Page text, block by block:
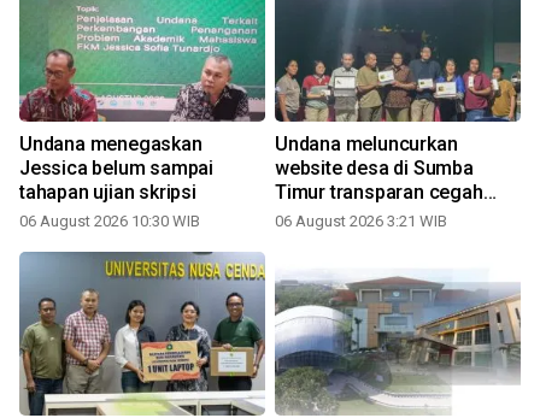
Undana menegaskan
Jessica belum sampai
tahapan ujian skripsi
06 August 2026 10:30 WIB
Undana meluncurkan
website desa di Sumba
Timur transparan cegah
korupsi Dana Desa
06 August 2026 3:21 WIB